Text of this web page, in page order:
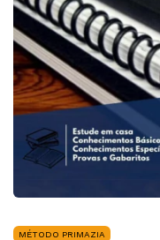
MÉTODO PRIMAZIA